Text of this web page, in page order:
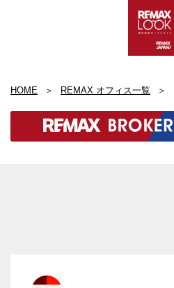
HOME REMAX オフィス一覧